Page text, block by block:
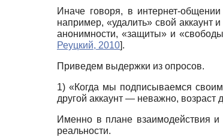
Иначе говоря, в интернет-
например, «удалить» свой аккаунт
анонимности, «защиты» и
Реуцкий, 2010].
Приведем выдержки из опросов.
1) «Когда мы подписываемся
другой аккаунт — неважно, возраст
Именно в плане взаимодействия и
реальности.